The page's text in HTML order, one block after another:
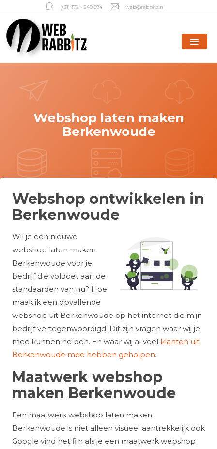
(+31) 172 - 240 594 web@rabbitz.nl
Webshop laten maken
Berkenwoude
Webshop ontwikkelen in
Berkenwoude
Wil je een nieuwe
webshop laten maken
Berkenwoude voor je
bedrijf die voldoet aan de
standaarden van nu? Hoe
maak ik een opvallende
webshop uit Berkenwoude op het internet die mijn
bedrijf vertegenwoordigd. Dit zijn vragen waar wij je
mee kunnen helpen. En waar wij al veel klanten uit
Berkenwoude mee hebben geholpen.
Maatwerk webshop
maken Berkenwoude
Een maatwerk webshop laten maken
Berkenwoude is niet alleen visueel aantrekkelijk ook
Google vind het fijn als je een maatwerk webshop